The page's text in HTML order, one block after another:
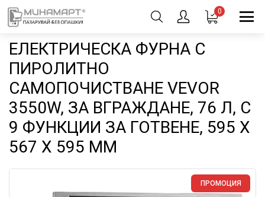
0
EЛЕКТРИЧЕСКА ФУРНА С
ПИРОЛИТНО
САМОПОЧИСТВАНЕ VEVOR
3550W, ЗА ВГРАЖДАНЕ, 76 Л, С
9 ФУНКЦИИ ЗА ГОТВЕНЕ, 595 X
567 X 595 ММ
ПРОМОЦИЯ